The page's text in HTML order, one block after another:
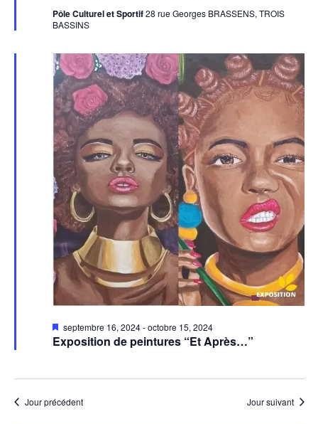
Pôle Culturel et Sportif28 rue Georges BRASSENS, TROIS
BASSINS
Exposition de peintures “Et Après…”
Mis
en
avant
septembre 16, 2024-octobre 15, 2024
Jour précédent Jour suivant